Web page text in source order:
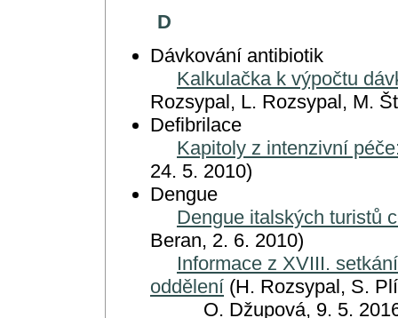
D
Dávkování antibiotik
Kalkulačka k výpočtu
Rozsypal, L. Rozsypal, M.
Defibrilace
Kapitoly z intenzivní
24. 5. 2010)
Dengue
Dengue italských turistů
Beran, 2. 6. 2010)
Informace z XVIII.
oddělení (H. Rozsypal, S.
O. Džupová, 9. 5.